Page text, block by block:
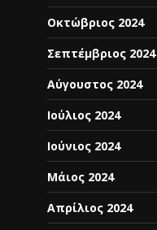
Οκτώβριος 2024
Σεπτέμβριος 2024
Αύγουστος 2024
Ιούλιος 2024
Ιούνιος 2024
Μάιος 2024
Απρίλιος 2024